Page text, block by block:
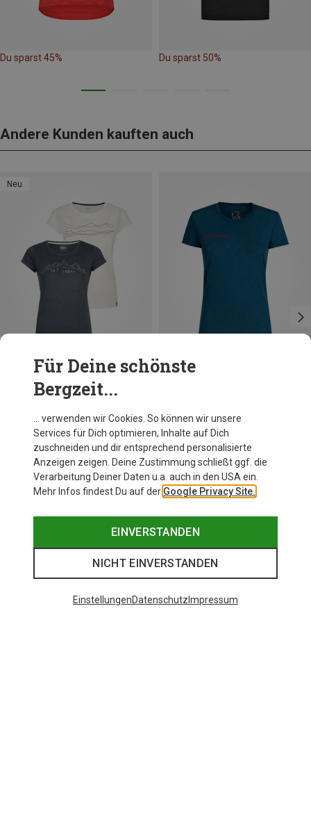
Du sparst 45% Du sparst 50%
Andere Kunden kauften auch
Neu
Du sparst 44%
Für Deine schönste
Bergzeit...
… verwenden wir Cookies. So können wir unsere
Services für Dich optimieren, Inhalte auf Dich
zuschneiden und dir entsprechend personalisierte
Anzeigen zeigen. Deine Zustimmung schließt ggf. die
Verarbeitung Deiner Daten u.a. auch in den USA ein.
Mehr Infos findest Du auf der Google Privacy Site.
EINVERSTANDEN
NICHT EINVERSTANDEN
EinstellungenDatenschutz Impressum